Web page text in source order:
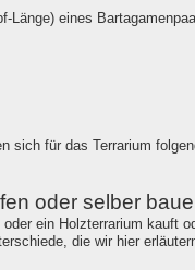
eines
sich für das Terrarium
oder selber
ein Holzterrarium kauft
die wir hier